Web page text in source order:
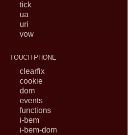
tick
ua
uri
vow
TOUCH-PHONE
clearfix
cookie
dom
events
functions
i-bem
i-bem-dom